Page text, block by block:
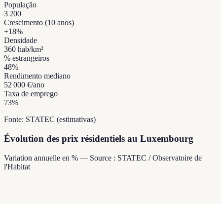
População
3 200
Crescimento (10 anos)
+18%
Densidade
360 hab/km²
% estrangeiros
48%
Rendimento mediano
52 000 €/ano
Taxa de emprego
73%
Fonte: STATEC (estimativas)
Évolution des prix résidentiels au Luxembourg
Variation annuelle en % — Source : STATEC / Observatoire de
l'Habitat